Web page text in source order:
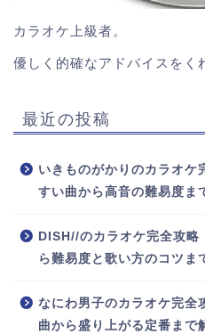
カラオケ上級者。
優しく的確なアドバイスをく
最近の投稿
いきものがかりのカラオケ
すい曲から高音の難易度ま
DISH//のカラオケ完全攻
ら難易度と歌い方のコツま
なにわ男子のカラオケ完全
曲から盛り上がる定番まで